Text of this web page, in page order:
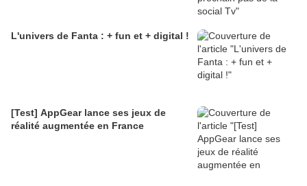
L'univers de Fanta : + fun et + digital !
[Test] AppGear lance ses jeux de
réalité augmentée en France